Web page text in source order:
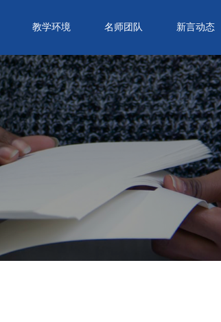
教学环境 名师团队 新言动态